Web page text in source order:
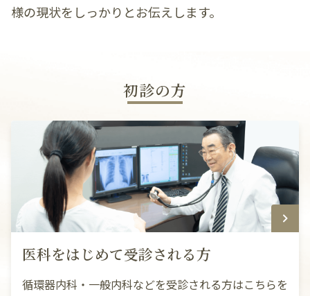
様の現状をしっかりとお伝えします。
初診の方
医科をはじめて受診される方
循環器内科・一般内科などを受診される方はこちらを